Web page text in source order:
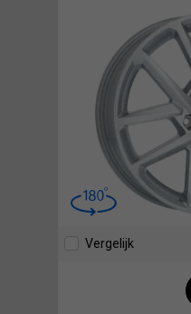
Vergelijk